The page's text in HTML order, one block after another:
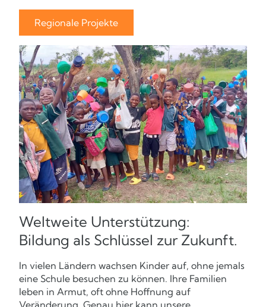
Regionale Projekte
Weltweite Unterstützung:
Bildung als Schlüssel zur Zukunft.
In vielen Ländern wachsen Kinder auf, ohne jemals
eine Schule besuchen zu können. Ihre Familien
leben in Armut, oft ohne Hoffnung auf